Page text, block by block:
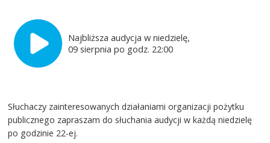
Najbliższa audycja w niedzielę,
09 sierpnia po godz. 22:00
Słuchaczy zainteresowanych działaniami organizacji pożytku
publicznego zapraszam do słuchania audycji w każdą niedzielę
po godzinie 22-ej.